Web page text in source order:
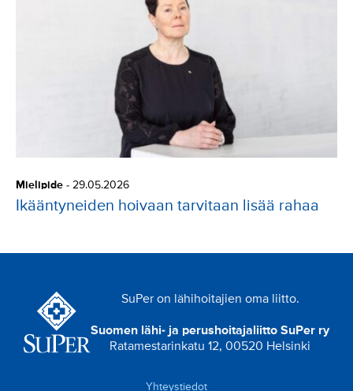
Mielipide - 29.05.2026
Ikääntyneiden hoivaan tarvitaan lisää rahaa
SuPer on lähihoitajien oma liitto.
Suomen lähi- ja perushoitajaliitto SuPer ry
Ratamestarinkatu 12, 00520 Helsinki
Yhteystiedot